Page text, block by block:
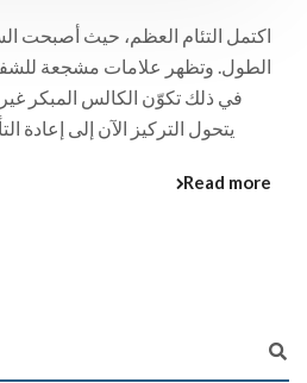
اكتمل التئام العظم، حيث أصبحت
الطول. وتظهر علامات مشجعة
في ذلك تكوّن الكالس المبكر
يتحول التركيز الآن إلى إعادة
Read more